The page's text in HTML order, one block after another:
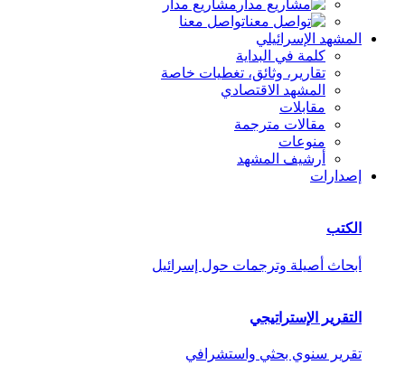
مشاريع مدار
تواصل معنا
المشهد الإسرائيلي
كلمة في البداية
تقارير، وثائق، تغطيات خاصة
المشهد الاقتصادي
مقابلات
مقالات مترجمة
منوعات
أرشيف المشهد
إصدارات
الكتب
أبحاث أصيلة وترجمات حول إسرائيل
التقرير الإستراتيجي
تقرير سنوي بحثي واستشرافي